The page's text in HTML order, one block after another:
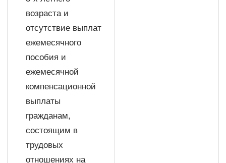
возраста и
отсутствие выплат
ежемесячного
пособия и
ежемесячной
компенсационной
выплаты
гражданам,
состоящим в
трудовых
отношениях на